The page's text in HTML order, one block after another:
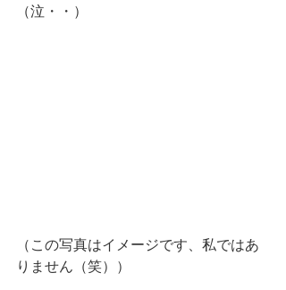
（泣・・）
（この写真はイメージです、私ではあ
りません（笑））